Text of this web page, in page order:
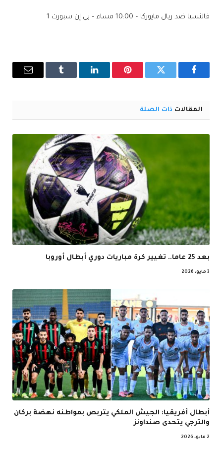
فالنسيا ضد ريال مايوركا – 10:00 مساء – بي إن سبورت 1
فيسبوك تويتر بينتيريستلينكدإن Tumblr
البريد
المقالات ذات الصلة
بعد 25 عاما.. تغيير كرة مباريات دوري أبطال أوروبا
3 مايو، 2026
أبطال أفريقيا: الجيش الملكي يتربص بمواطنه نهضة بركان
والترجي يتحدى صنداونز
2 مايو، 2026